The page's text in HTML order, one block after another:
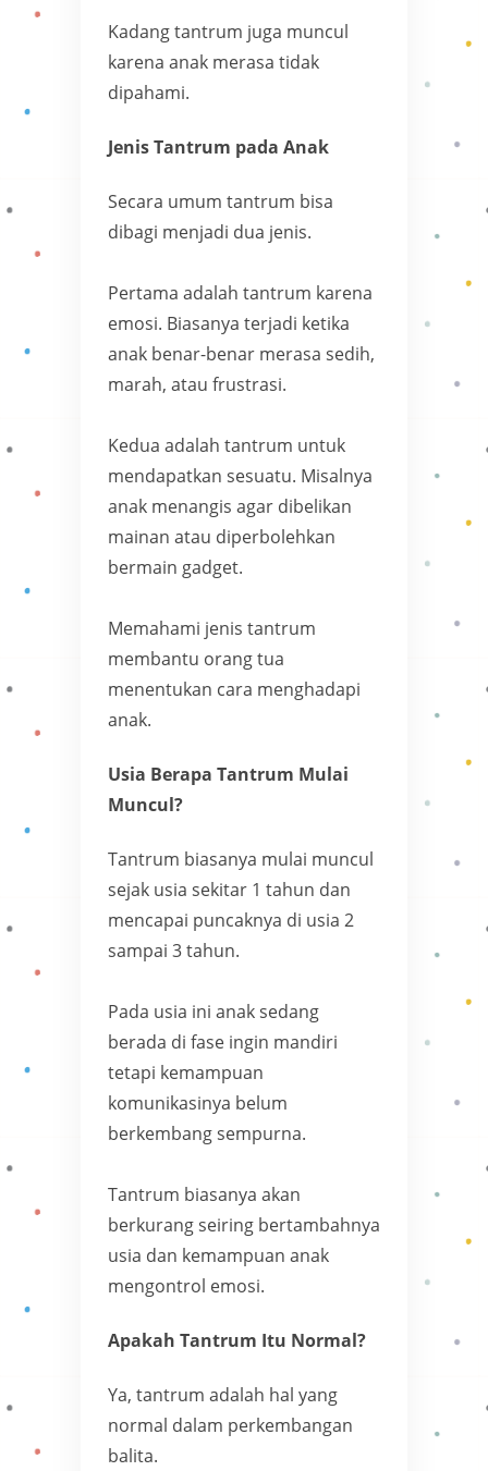
Kadang tantrum juga muncul
karena anak merasa tidak
dipahami.
Jenis Tantrum pada Anak
Secara umum tantrum bisa
dibagi menjadi dua jenis.
Pertama adalah tantrum karena
emosi. Biasanya terjadi ketika
anak benar-benar merasa sedih,
marah, atau frustrasi.
Kedua adalah tantrum untuk
mendapatkan sesuatu. Misalnya
anak menangis agar dibelikan
mainan atau diperbolehkan
bermain gadget.
Memahami jenis tantrum
membantu orang tua
menentukan cara menghadapi
anak.
Usia Berapa Tantrum Mulai
Muncul?
Tantrum biasanya mulai muncul
sejak usia sekitar 1 tahun dan
mencapai puncaknya di usia 2
sampai 3 tahun.
Pada usia ini anak sedang
berada di fase ingin mandiri
tetapi kemampuan
komunikasinya belum
berkembang sempurna.
Tantrum biasanya akan
berkurang seiring bertambahnya
usia dan kemampuan anak
mengontrol emosi.
Apakah Tantrum Itu Normal?
Ya, tantrum adalah hal yang
normal dalam perkembangan
balita.